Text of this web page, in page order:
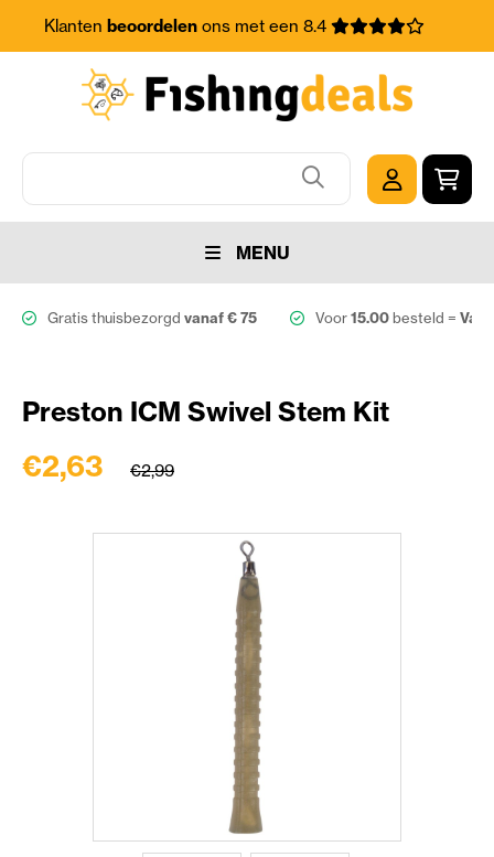
Klanten beoordelenons met een 8.4
MENU
Gratis thuisbezorgd vanaf € 75 Voor15.00besteld =
Preston ICM Swivel Stem Kit
€2,63 €2,99